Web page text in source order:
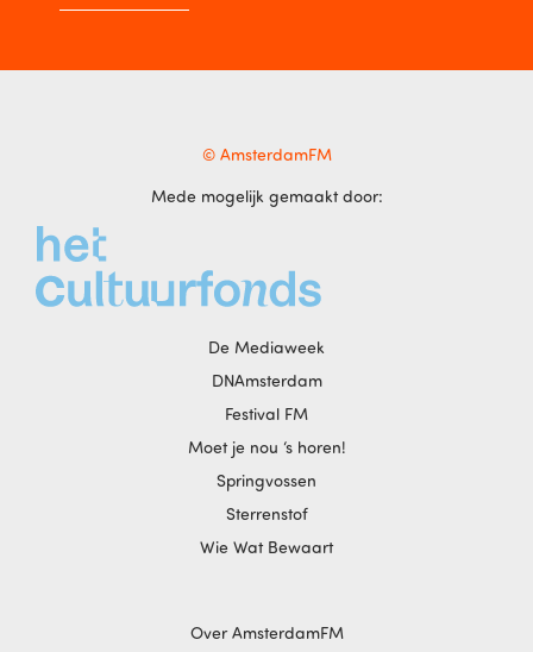
© AmsterdamFM
Mede mogelijk gemaakt door:
De Mediaweek
DNAmsterdam
Festival FM
Moet je nou ‘s horen!
Springvossen
Sterrenstof
Wie Wat Bewaart
Over AmsterdamFM